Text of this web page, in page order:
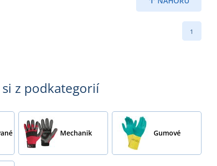
1
z podkategorií
Mechanik Gumové